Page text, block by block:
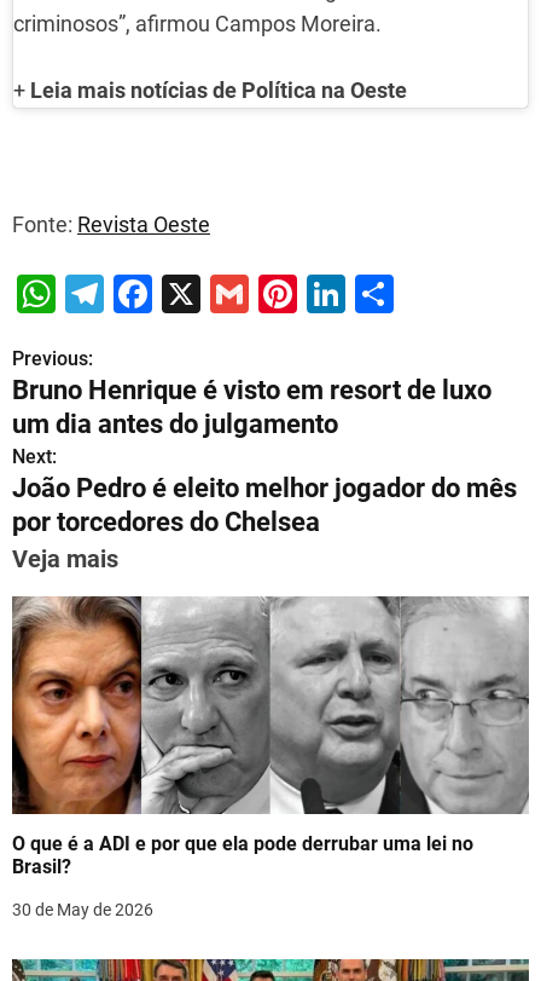
criminosos”, afirmou Campos Moreira.
+ Leia mais notícias de Política na Oeste
Fonte: Revista Oeste
W
at
s
A
p
p
T
e
gr
a
m
F
e
b
o
o
X
G
ai
l
Pi
e
st
Li
e
n
ar
e
P
o
s
t
n
a
v
i
g
a
t
i
o
n
Previous:
Bruno Henrique é visto em resort de luxo
um dia antes do julgamento
Next:
João Pedro é eleito melhor jogador do mês
por torcedores do Chelsea
Veja mais
O que é a ADI e por que ela pode derrubar uma lei no
Brasil?
30 de May de 2026